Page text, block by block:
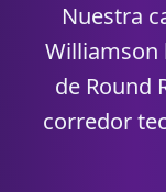
Nuestra
Williamson
de Round
corredor